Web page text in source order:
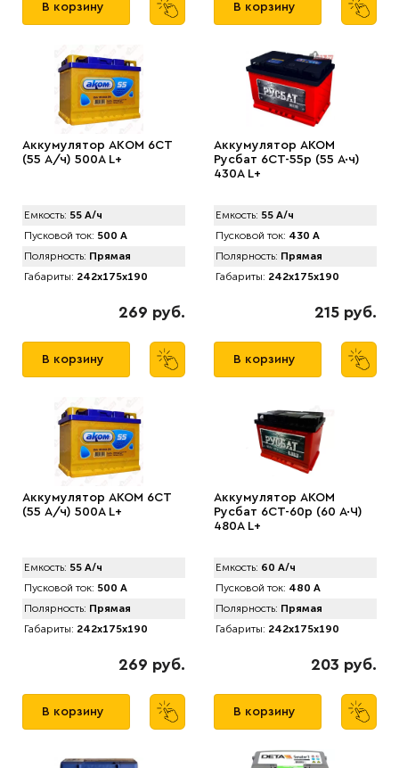
В корзину В корзину
Аккумулятор AКOM 6CT
(55 А/ч) 500А L+
Емкость: 55 А/ч
Пусковой ток: 500 А
Полярность: Прямая
Габариты: 242x175x190
269 руб.
В корзину
Аккумулятор AKOM
Русбат 6СТ-55р (55 А·ч)
430A L+
Емкость: 55 А/ч
Пусковой ток: 430 А
Полярность: Прямая
Габариты: 242x175x190
215 руб.
В корзину
Аккумулятор AКОМ 6CT
(55 А/ч) 500А L+
Емкость: 55 А/ч
Пусковой ток: 500 А
Полярность: Прямая
Габариты: 242x175x190
269 руб.
В корзину
Аккумулятор AКОМ
Русбат 6СТ-60р (60 А·Ч)
480A L+
Емкость: 60 А/ч
Пусковой ток: 480 А
Полярность: Прямая
Габариты: 242x175x190
203 руб.
В корзину